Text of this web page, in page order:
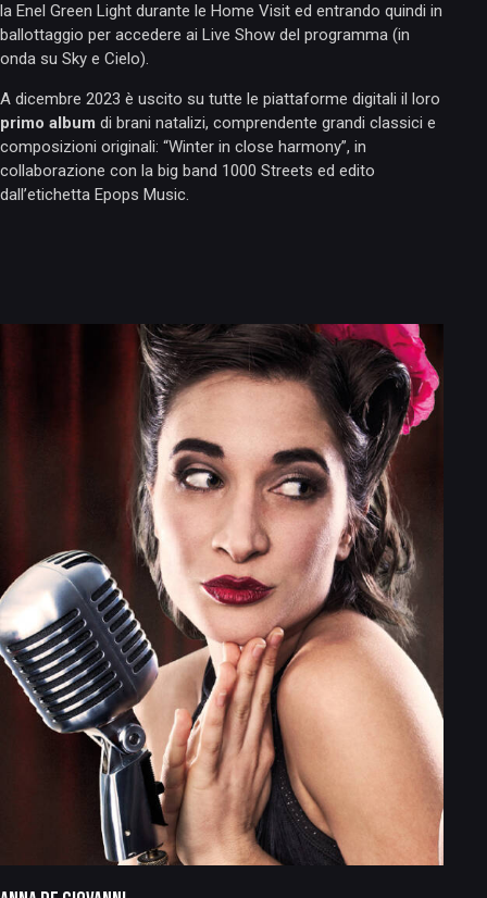
la Enel Green Light durante le Home Visit ed entrando quindi in
ballottaggio per accedere ai Live Show del programma (in
onda su Sky e Cielo).
A dicembre 2023 è uscito su tutte le piattaforme digitali il loro
primo album di brani natalizi, comprendente grandi classici e
composizioni originali: “Winter in close harmony”, in
collaborazione con la big band 1000 Streets ed edito
dall’etichetta Epops Music.